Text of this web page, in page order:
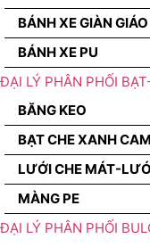
BÁNH XE GIÀN GIÁO
BÁNH XE PU
ĐẠI LÝ PHÂN PHỐI
BĂNG KEO
BẠT CHE XANH CAM
LƯỚI CHE MÁT-
MÀNG PE
ĐẠI LÝ PHÂN PHỐI